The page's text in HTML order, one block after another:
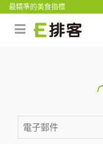
最精準的美食指標